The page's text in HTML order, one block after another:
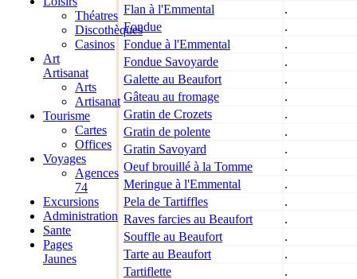
Théatres
Discothèques
Casinos
Art
Artisanat
Arts
Artisanat
Tourisme
Cartes
Offices
Voyages
Agences
74
Excursions
Administration
Sante
Pages
Jaunes
Flan à l'Emmental
.
Fondue
.
Fondue à l'Emmental
.
Fondue Savoyarde
.
Galette au Beaufort
.
Gâteau au fromage
.
Gratin de Crozets
.
Gratin de polente
.
Gratin Savoyard
.
Oeuf brouillé à la Tomme
.
Meringue à l'Emmental
.
Pela de Tartiffles
.
Raves farcies au Beaufort
.
Souffle au Beaufort
.
Tarte au Beaufort
.
Tartiflette
.